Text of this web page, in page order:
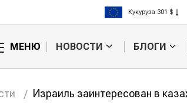
Рис 408 $
Пшеница 423 $
МЕНЮ НОВОСТИ БЛОГИ
Израиль заинтересован в